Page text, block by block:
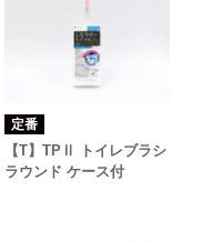
定番
【T】TPⅡ トイレブラシ
ラウンド ケース付